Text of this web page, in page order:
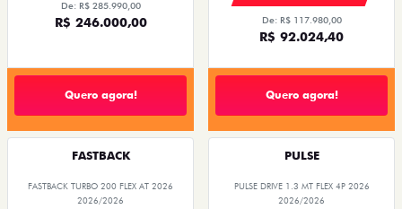
De: R$ 285.990,00
R$ 246.000,00
Quero agora!
De: R$ 117.980,00
R$ 92.024,40
Quero agora!
FASTBACK
FASTBACK TURBO 200 FLEX AT 2026
2026/2026
PULSE
PULSE DRIVE 1.3 MT FLEX 4P 2026
2026/2026